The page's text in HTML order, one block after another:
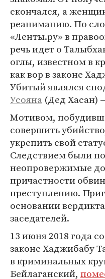
скончался, а
реанимацию. По
«Ленты.ру» в
речь идет о
оглы, известном в
как вор в законе
Убитый являлся
Усояна (Дед Хасан)
Мотивом,
совершить
укрепить свой
Следствием были
неопровержимые
причастности
преступлению.
основании
заседателей.
13 июня 2018 года
законе Хаджибабу
в криминальных
Бейлаганский,